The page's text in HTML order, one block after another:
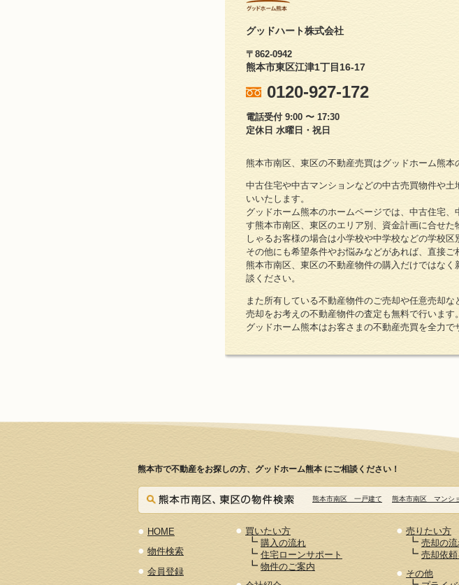
グッドハート株式会社
〒862-0942
熊本市東区江津1丁目16-17
0120-927-172
電話受付 9:00 〜 17:30
定休日 水曜日・祝日
熊本市南区、東区の不動産売買はグッドホーム熊本
中古住宅や中古マンションなどの中古売買物件や
いいたします。
グッドホーム熊本のホームページでは、中古住宅
す熊本市南区、東区のエリア別、資金計画に合せ
しゃるお客様の場合は小学校や中学校などの学校区
その他にも希望条件やお悩みなどがあれば、直接ご
熊本市南区、東区の不動産物件の購入だけではな
談ください。
また所有している不動産物件のご売却や任意売却
売却をお考えの不動産物件の査定も無料で行います。
グッドホーム熊本はお客さまの不動産売買を全力で
熊本市で不動産をお探しの方、グッドホーム熊本 にご相談ください！
熊本市南区 一戸建て 熊本市南区 マンシ
● HOME
● 物件検索
● 会員登録
● 買いたい方
┗ 購入の流れ
┗ 住宅ローンサポート
┗ 物件のご案内
● 売りたい方
┗ 売却の
┗ 売却依
● その他